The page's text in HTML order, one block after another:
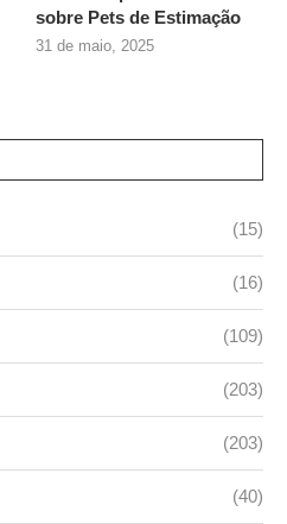
sobre Pets de Estimação
31 de maio, 2025
(15)
(16)
(109)
(203)
(203)
(40)